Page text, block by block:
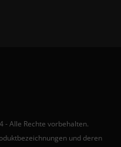
- Alle Rechte vorbehalten.
und deren